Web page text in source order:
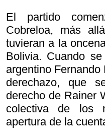
El partido
Cobreloa, más
tuvieran a la
Bolivia. Cuando
argentino
derechazo, que
derecho de Rainer
colectiva de los
apertura de la